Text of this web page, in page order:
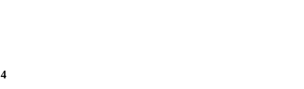
4